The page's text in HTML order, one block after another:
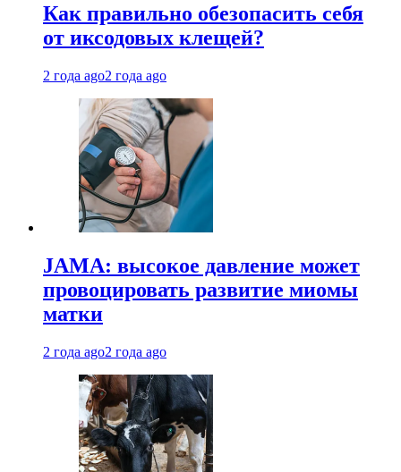
Как правильно обезопасить себя
от иксодовых клещей?
2 года ago2 года ago
JAMA: высокое давление может
провоцировать развитие миомы
матки
2 года ago2 года ago